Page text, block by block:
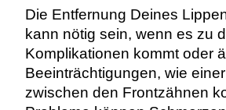
Die Entfernung Deines
kann nötig sein, wenn es zu
Komplikationen kommt oder
Beeinträchtigungen, wie
zwischen den Frontzähnen